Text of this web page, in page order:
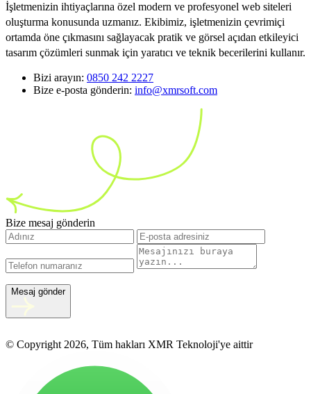
İşletmenizin ihtiyaçlarına özel modern ve profesyonel web siteleri
oluşturma konusunda uzmanız. Ekibimiz, işletmenizin çevrimiçi
ortamda öne çıkmasını sağlayacak pratik ve görsel açıdan etkileyici
tasarım çözümleri sunmak için yaratıcı ve teknik becerilerini kullanır.
Bizi arayın: 0850 242 2227
Bize e-posta gönderin: info@xmrsoft.com
Bize mesaj gönderin
Mesaj gönder
© Copyright 2026, Tüm hakları XMR Teknoloji'ye aittir